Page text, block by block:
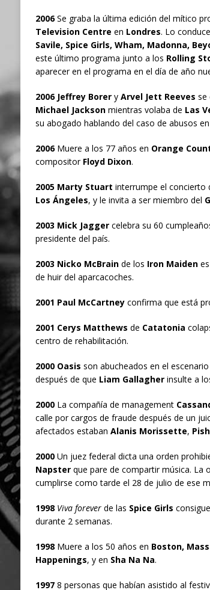
2006Se graba la última edición del mítico
Television Centre en Londres. Lo
Savile, Spice Girls, Wham, Madonna,
este último programa junto a los Rolling
aparecer en el programa en el día de año
2006 Jeffrey Borery Arvel Jett Reeves se
Michael Jacksonmientras volaba de Las
su abogado hablando del caso de abusos
2006Muere a los 77 años en Orange
compositor Floyd Dixon.
2005 Marty Stuart interrumpe el concierto
Los Ángeles, y le invita a ser miembro del
2003 Mick Jaggercelebra su 60
presidente del país.
2003 Nicko McBrainde los Iron Maidenes
de huir del aparcacoches.
2001 Paul McCartneyconfirma que está
2001 Cerys Matthews de Catatonia
centro de rehabilitación.
2000 Oasis son abucheados en el
después de que Liam Gallagherinsulte a
2000La compañía de management
calle por cargos de fraude después de un
afectados estaban Alanis Morissette, Pish
2000Un juez federal dicta una orden
Napsterque pare de compartir música. La
cumplirse como tarde el 28 de julio de ese
1998 Viva foreverde las Spice Girls
durante 2 semanas.
1998Muere a los 50 años en Boston,
Happenings, y en Sha Na Na.
19978 personas que habían asistido al